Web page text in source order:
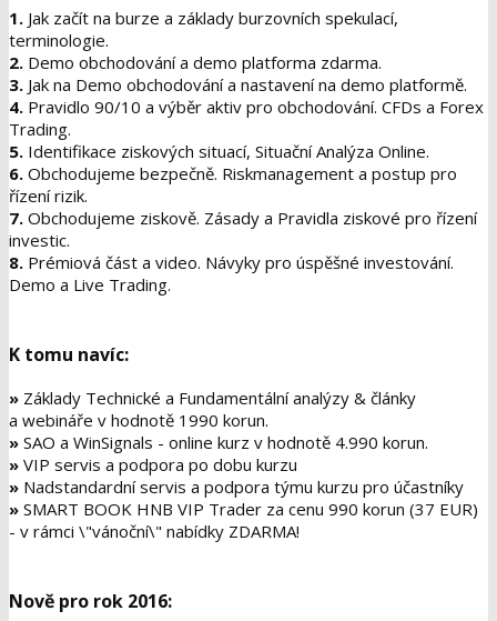
1. Jak začít na burze a základy burzovních spekulací,
terminologie.
2. Demo obchodování a demo platforma zdarma.
3. Jak na Demo obchodování a nastavení na demo platformě.
4. Pravidlo 90/10 a výběr aktiv pro obchodování. CFDs a Forex
Trading.
5. Identifikace ziskových situací, Situační Analýza Online.
6. Obchodujeme bezpečně. Riskmanagement a postup pro
řízení rizik.
7. Obchodujeme ziskově. Zásady a Pravidla ziskové pro řízení
investic.
8. Prémiová část a video. Návyky pro úspěšné investování.
Demo a Live Trading.
K tomu navíc:
» Základy Technické a Fundamentální analýzy & články
a webináře v hodnotě 1990 korun.
» SAO a WinSignals - online kurz v hodnotě 4.990 korun.
» VIP servis a podpora po dobu kurzu
» Nadstandardní servis a podpora týmu kurzu pro účastníky
» SMART BOOK HNB VIP Trader za cenu 990 korun (37 EUR)
- v rámci \"vánoční\" nabídky ZDARMA!
Nově pro rok 2016: